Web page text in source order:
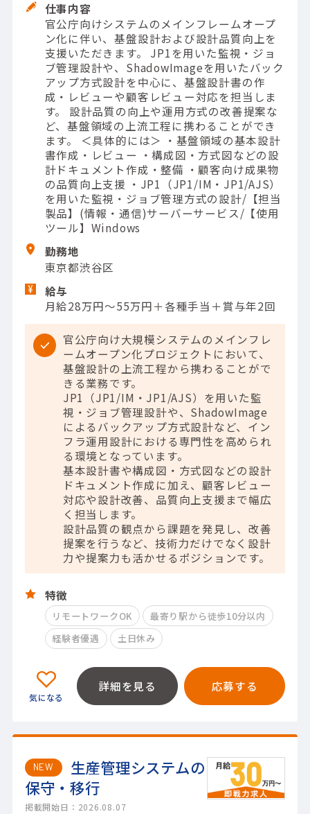
仕事内容
官公庁向けシステムのメインフレームオープ
ン化に伴い、基盤設計および設計品質向上を
支援いただきます。 JP1を用いた監視・ジョ
ブ管理設計や、ShadowImageを用いたバック
アップ方式設計を中心に、基盤設計書の作
成・レビューや顧客レビュー対応を担当しま
す。 設計品質の向上や運用方式の改善提案な
ど、基盤領域の上流工程に携わることができ
ます。 ＜具体的には＞ ・基盤領域の基本設計
書作成・レビュー ・構成図・方式図などの設
計ドキュメント作成・整備 ・顧客向け成果物
の品質向上支援 ・JP1（JP1/IM・JP1/AJS）
を用いた監視・ジョブ管理方式の設計/【担当
製品】(情報・通信)サーバーサービス/【使用
ツール】Windows
勤務地
東京都渋谷区
給与
月給28万円～55万円＋各種手当＋賞与年2回
官公庁向け大規模システムのメインフレ
ームオープン化プロジェクトにおいて、
基盤設計の上流工程から携わることがで
きる業務です。
JP1（JP1/IM・JP1/AJS）を用いた監
視・ジョブ管理設計や、ShadowImage
によるバックアップ方式設計など、イン
フラ運用設計における専門性を高められ
る環境となっています。
基本設計書や構成図・方式図などの設計
ドキュメント作成に加え、顧客レビュー
対応や設計改善、品質向上支援まで幅広
く担当します。
設計品質の観点から課題を発見し、改善
提案を行うなど、技術力だけでなく設計
力や提案力も活かせるポジションです。
特徴
リモートワークOK
最寄り駅から徒歩10分以内
経験者優遇
土日休み
詳細を見る 応募する
NEW
生産管理システムの
保守・移行
掲載開始日：2026.08.07